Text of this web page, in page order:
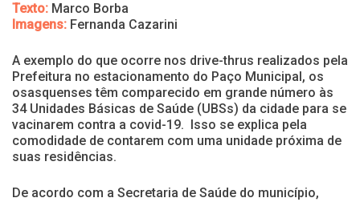
Texto: Marco Borba
Imagens: Fernanda Cazarini
A exemplo do que ocorre nos drive-thrus realizados pela
Prefeitura no estacionamento do Paço Municipal, os
osasquenses têm comparecido em grande número às
34 Unidades Básicas de Saúde (UBSs) da cidade para se
vacinarem contra a covid-19. Isso se explica pela
comodidade de contarem com uma unidade próxima de
suas residências.
De acordo com a Secretaria de Saúde do município,